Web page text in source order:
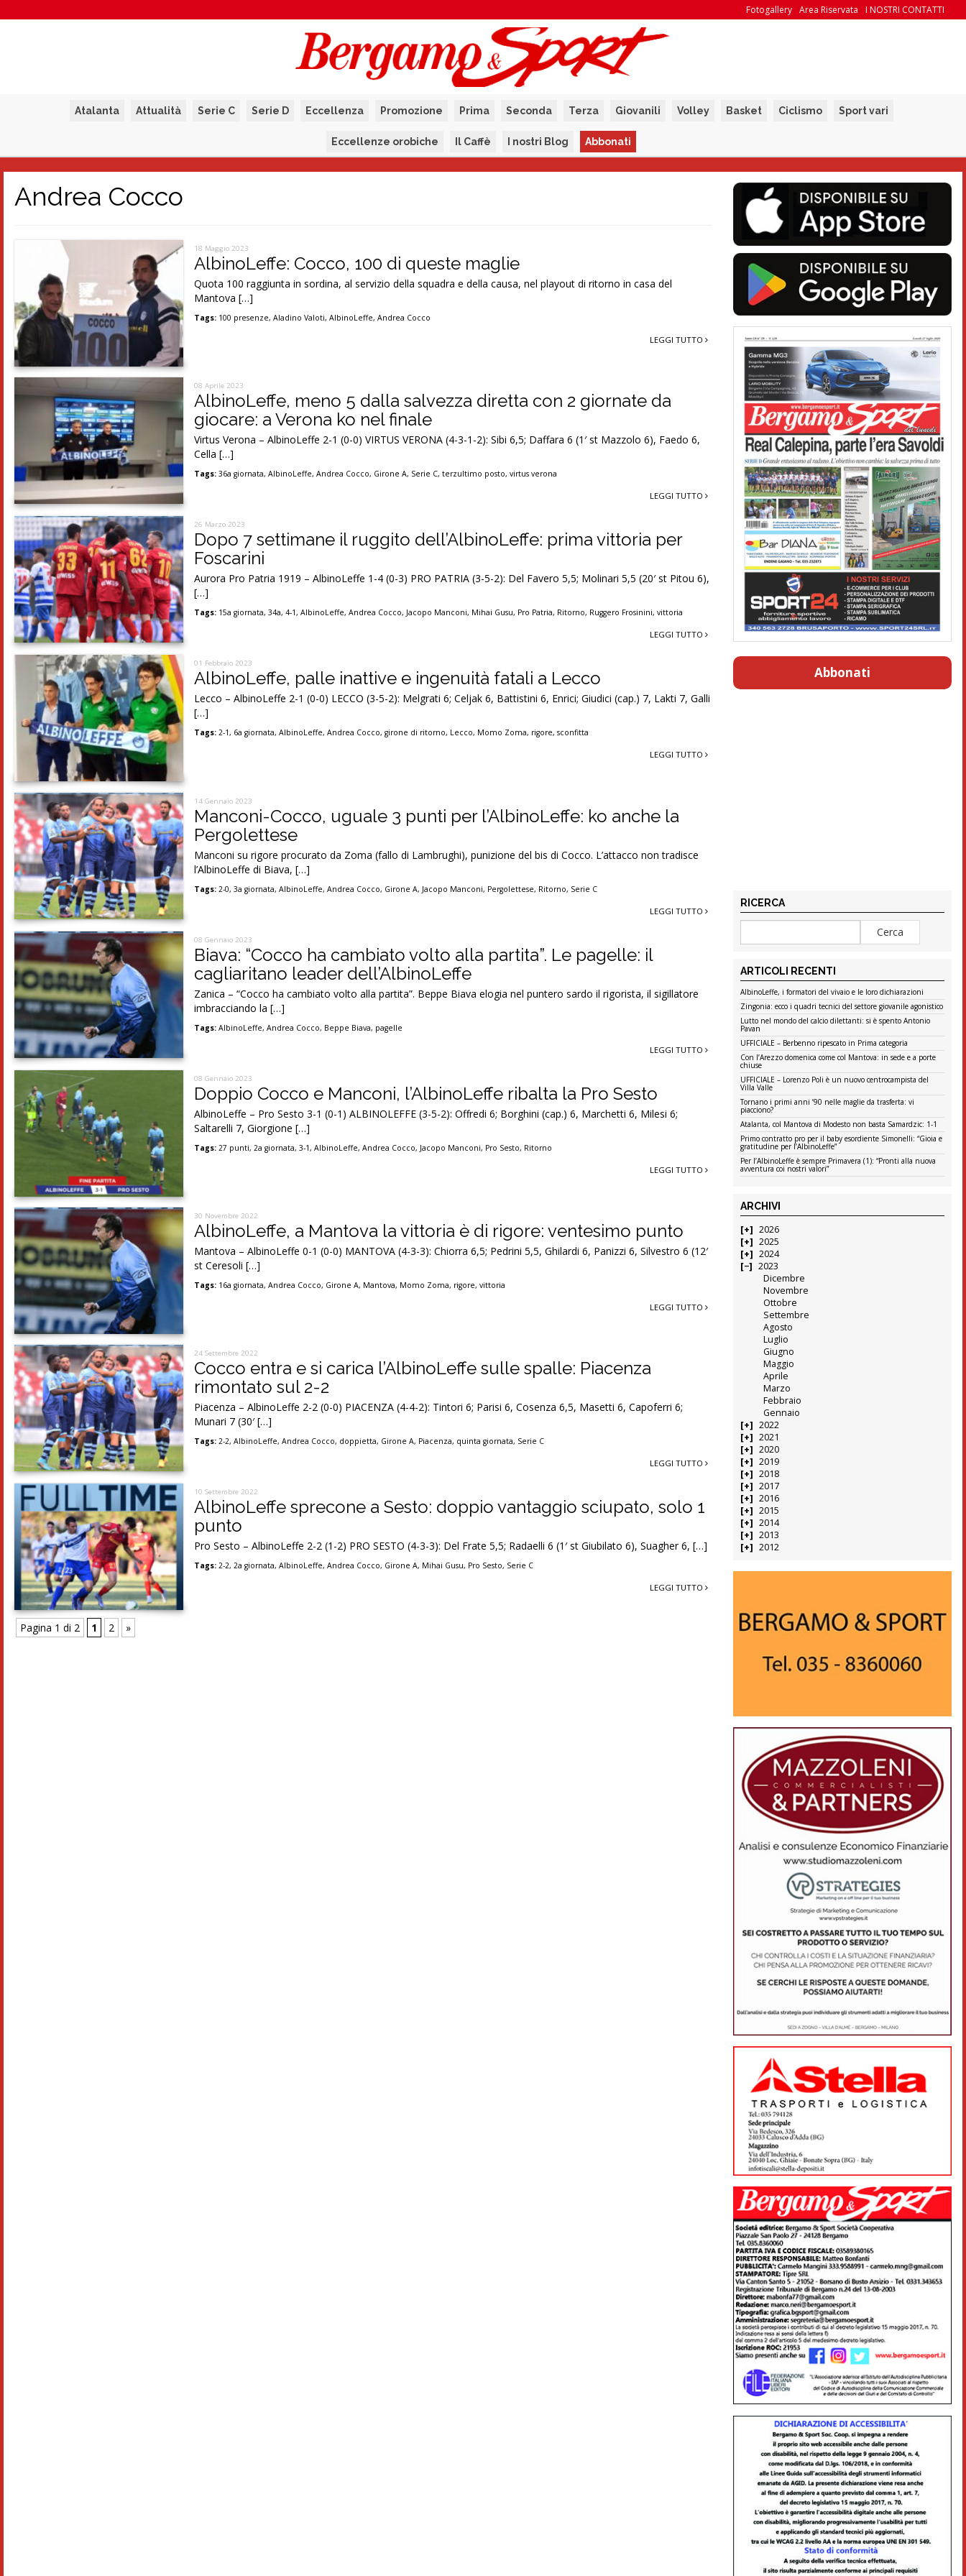
I NOSTRI CONTATTI
Area Riservata
Fotogallery
Atalanta Attualità Serie C Serie D Eccellenza Promozione Prima Seconda Terza Giovanili Volley Basket Ciclismo Sport vari
Eccellenze orobiche Il Caffè I nostri Blog Abbonati
Andrea Cocco
18 Maggio 2023
AlbinoLeffe: Cocco, 100 di queste maglie
Quota 100 raggiunta in sordina, al servizio della squadra e della causa, nel playout di ritorno in casa del
Mantova […]
Tags: 100 presenze,Aladino Valoti,AlbinoLeffe,Andrea Cocco
LEGGI TUTTO
08 Aprile 2023
AlbinoLeffe, meno 5 dalla salvezza diretta con 2 giornate da
giocare: a Verona ko nel finale
Virtus Verona – AlbinoLeffe 2-1 (0-0) VIRTUS VERONA (4-3-1-2): Sibi 6,5; Daffara 6 (1′ st Mazzolo 6), Faedo 6,
Cella […]
Tags: 36a giornata,AlbinoLeffe,Andrea Cocco, Girone A, Serie C,terzultimo posto,virtus verona
LEGGI TUTTO
26 Marzo 2023
Dopo 7 settimane il ruggito dell’AlbinoLeffe: prima vittoria per
Foscarini
Aurora Pro Patria 1919 – AlbinoLeffe 1-4 (0-3) PRO PATRIA (3-5-2): Del Favero 5,5; Molinari 5,5 (20′ st Pitou 6),
[…]
Tags: 15a giornata,34a,4-1,AlbinoLeffe,Andrea Cocco, Jacopo Manconi, Mihai Gusu, Pro Patria, Ritorno, Ruggero Frosinini,vittoria
LEGGI TUTTO
01 Febbraio 2023
AlbinoLeffe, palle inattive e ingenuità fatali a Lecco
Lecco – AlbinoLeffe 2-1 (0-0) LECCO (3-5-2): Melgrati 6; Celjak 6, Battistini 6, Enrici; Giudici (cap.) 7, Lakti 7, Galli
[…]
Tags: 2-1, 6a giornata,AlbinoLeffe,Andrea Cocco,girone di ritorno, Lecco, Momo Zoma, rigore,sconfitta
LEGGI TUTTO
14 Gennaio 2023
Manconi-Cocco, uguale 3 punti per l’AlbinoLeffe: ko anche la
Pergolettese
Manconi su rigore procurato da Zoma (fallo di Lambrughi), punizione del bis di Cocco. L’attacco non tradisce
l’AlbinoLeffe di Biava, […]
Tags: 2-0,3a giornata,AlbinoLeffe,Andrea Cocco, Girone A, Jacopo Manconi, Pergolettese, Ritorno, Serie C
LEGGI TUTTO
08 Gennaio 2023
Biava: “Cocco ha cambiato volto alla partita”. Le pagelle: il
cagliaritano leader dell’AlbinoLeffe
Zanica – “Cocco ha cambiato volto alla partita”. Beppe Biava elogia nel puntero sardo il rigorista, il sigillatore
imbracciando la […]
Tags: AlbinoLeffe,Andrea Cocco, Beppe Biava, pagelle
LEGGI TUTTO
08 Gennaio 2023
Doppio Cocco e Manconi, l’AlbinoLeffe ribalta la Pro Sesto
AlbinoLeffe – Pro Sesto 3-1 (0-1) ALBINOLEFFE (3-5-2): Offredi 6; Borghini (cap.) 6, Marchetti 6, Milesi 6;
Saltarelli 7, Giorgione […]
Tags: 27 punti, 2a giornata,3-1,AlbinoLeffe,Andrea Cocco, Jacopo Manconi, Pro Sesto, Ritorno
LEGGI TUTTO
30 Novembre 2022
AlbinoLeffe, a Mantova la vittoria è di rigore: ventesimo punto
Mantova – AlbinoLeffe 0-1 (0-0) MANTOVA (4-3-3): Chiorra 6,5; Pedrini 5,5, Ghilardi 6, Panizzi 6, Silvestro 6 (12′
st Ceresoli […]
Tags: 16a giornata,Andrea Cocco, Girone A, Mantova, Momo Zoma, rigore,vittoria
LEGGI TUTTO
24 Settembre 2022
Cocco entra e si carica l’AlbinoLeffe sulle spalle: Piacenza
rimontato sul 2-2
Piacenza – AlbinoLeffe 2-2 (0-0) PIACENZA (4-4-2): Tintori 6; Parisi 6, Cosenza 6,5, Masetti 6, Capoferri 6;
Munari 7 (30′ […]
Tags: 2-2,AlbinoLeffe,Andrea Cocco, doppietta, Girone A, Piacenza, quinta giornata, Serie C
LEGGI TUTTO
10 Settembre 2022
AlbinoLeffe sprecone a Sesto: doppio vantaggio sciupato, solo 1
punto
Pro Sesto – AlbinoLeffe 2-2 (1-2) PRO SESTO (4-3-3): Del Frate 5,5; Radaelli 6 (1′ st Giubilato 6), Suagher 6, […]
Tags: 2-2,2a giornata,AlbinoLeffe,Andrea Cocco, Girone A, Mihai Gusu, Pro Sesto, Serie C
LEGGI TUTTO
Pagina 1 di 2 1 2 »
Abbonati
RICERCA
ARTICOLI RECENTI
AlbinoLeffe, i formatori del vivaio e le loro dichiarazioni
Zingonia: ecco i quadri tecnici del settore giovanile agonistico
Lutto nel mondo del calcio dilettanti: si è spento Antonio
Pavan
UFFICIALE – Berbenno ripescato in Prima categoria
Con l’Arezzo domenica come col Mantova: in sede e a porte
chiuse
UFFICIALE – Lorenzo Poli è un nuovo centrocampista del
Villa Valle
Tornano i primi anni ’90 nelle maglie da trasferta: vi
piacciono?
Atalanta, col Mantova di Modesto non basta Samardzic: 1-1
Primo contratto pro per il baby esordiente Simonelli: “Gioia e
gratitudine per l’AlbinoLeffe”
Per l’AlbinoLeffe è sempre Primavera (1): “Pronti alla nuova
avventura coi nostri valori”
ARCHIVI
2026
2025
2024
2023
Dicembre
Novembre
Ottobre
Settembre
Agosto
Luglio
Giugno
Maggio
Aprile
Marzo
Febbraio
Gennaio
2022
2021
2020
2019
2018
2017
2016
2015
2014
2013
2012